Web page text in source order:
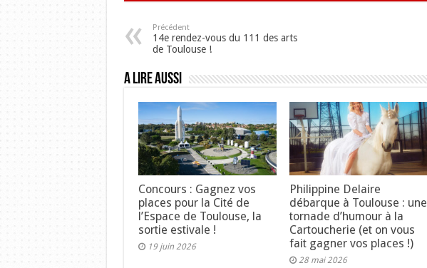
Précédent
14e rendez-vous du 111 des arts
de Toulouse !
A lire aussi
Concours : Gagnez vos
places pour la Cité de
l’Espace de Toulouse, la
sortie estivale !
19 juin 2026
Philippine Delaire
débarque à Toulouse : une
tornade d’humour à la
Cartoucherie (et on vous
fait gagner vos places !)
28 mai 2026